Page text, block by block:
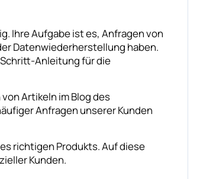
Ihre Aufgabe ist es, Anfragen von
Datenwiederherstellung haben.
Anleitung für die
Artikeln im Blog des
Anfragen unserer Kunden
richtigen Produkts. Auf diese
Kunden.